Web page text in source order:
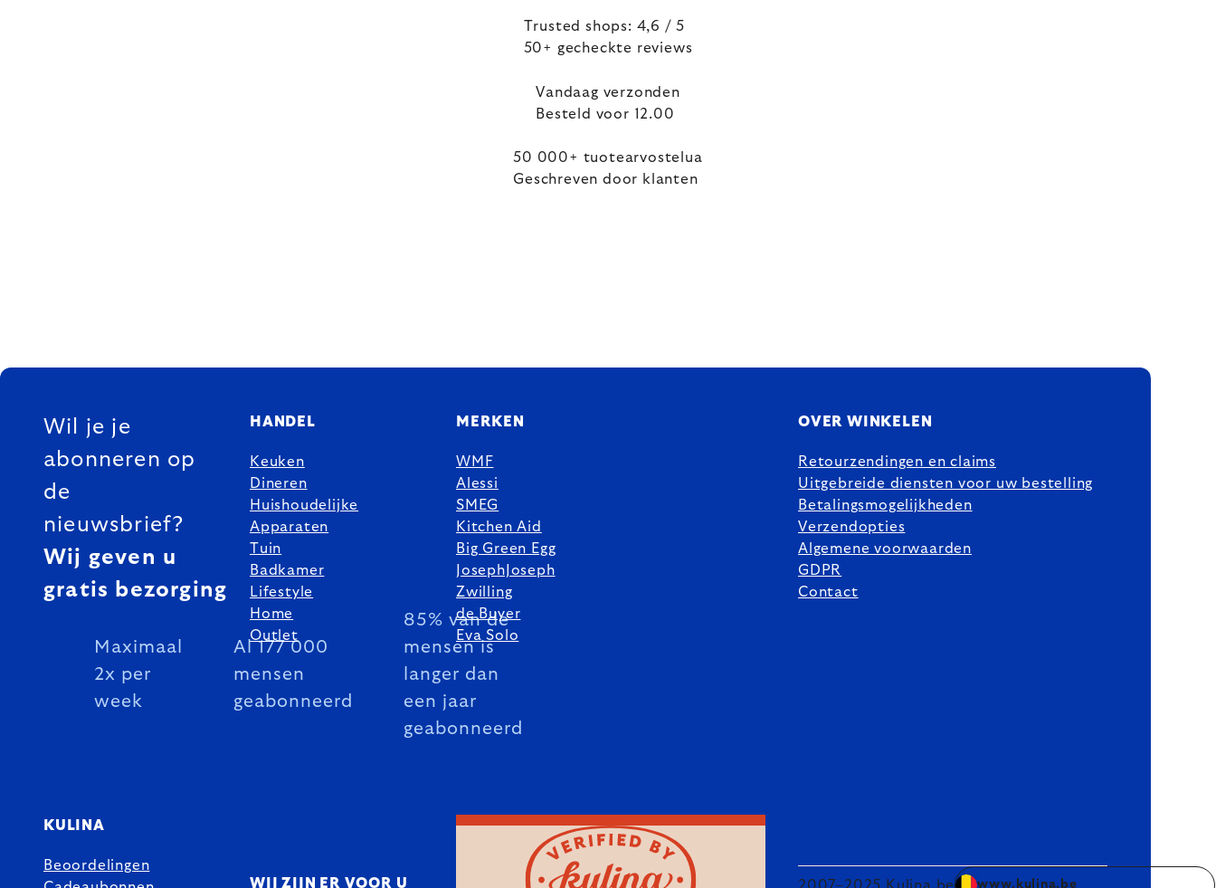
Trusted shops: 4,6 / 5
50+ gecheckte reviews
Vandaag verzonden
Besteld voor 12.00
50 000+ tuotearvostelua
Geschreven door klanten
FOOTER
Wil je je
abonneren op
de
nieuwsbrief?
Wij geven u
gratis bezorging
Maximaal
2x per
week
Al 177 000
mensen
geabonneerd
85% van de
mensen is
langer dan
een jaar
geabonneerd
HANDEL
Keuken
Dineren
Huishoudelijke
Apparaten
Tuin
Badkamer
Lifestyle
Home
Outlet
MERKEN
WMF
Alessi
SMEG
Kitchen Aid
Big Green Egg
JosephJoseph
Zwilling
de Buyer
Eva Solo
OVER WINKELEN
Retourzendingen en claims
Uitgebreide diensten voor uw bestelling
Betalingsmogelijkheden
Verzendopties
Algemene voorwaarden
GDPR
Contact
KULINA
Beoordelingen
WIJ ZIJN ER VOOR U www.kulina.be